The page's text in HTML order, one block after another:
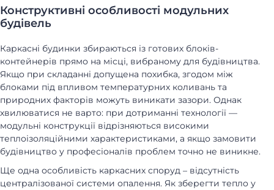
Конструктивні особливості модульних
будівель
Каркасні будинки збираються із готових блоків-
контейнерів прямо на місці, вибраному для будівництва.
Якщо при складанні допущена похибка, згодом між
блоками під впливом температурних коливань та
природних факторів можуть виникати зазори. Однак
хвилюватися не варто: при дотриманні технології —
модульні конструкції відрізняються високими
теплоізоляційними характеристиками, а якщо замовити
будівництво у професіоналів проблем точно не виникне.
Ще одна особливість каркасних споруд – відсутність
централізованої системи опалення. Як зберегти тепло у